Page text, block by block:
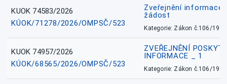
KUOK 74583/2026
KÚOK/71278/2026/OMPSČ/523
Zveřejnění informace
žádost
Kategorie: Zákon č.106/1999
KUOK 74957/2026
KÚOK/68565/2026/OMPSČ/523
ZVEŘEJNĚNÍ
INFORMACE _ 1
Kategorie: Zákon č.106/1999